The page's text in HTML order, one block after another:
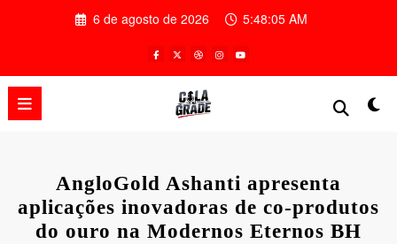
6 de agosto de 2026 5:48:06 AM
AngloGold Ashanti apresenta
aplicações inovadoras de co-produtos
do ouro na Modernos Eternos BH